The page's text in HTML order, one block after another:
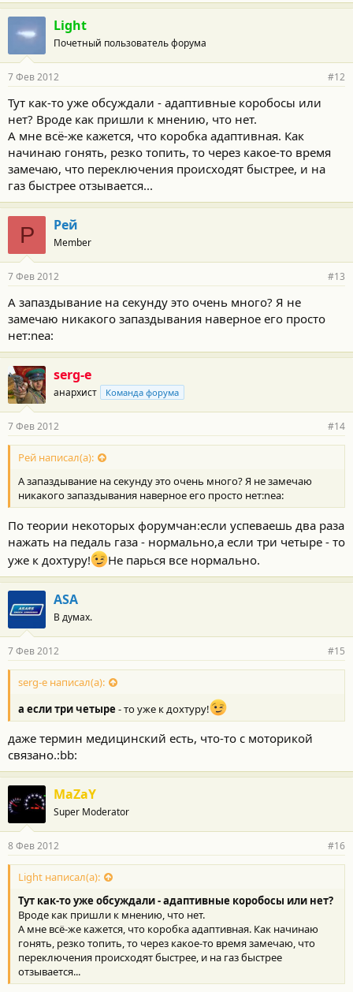
Light
Почетный пользователь форума
7 Фев 2012 #12
Тут как-то уже обсуждали - адаптивные коробосы или
нет? Вроде как пришли к мнению, что нет.
А мне всё-же кажется, что коробка адаптивная. Как
начинаю гонять, резко топить, то через какое-то время
замечаю, что переключения происходят быстрее, и на
газ быстрее отзывается...
Р Рей
Member
7 Фев 2012 #13
А запаздывание на секунду это очень много? Я не
замечаю никакого запаздывания наверное его просто
нет:nea:
serg-e
анархист Команда форума
7 Фев 2012 #14
Рей написал(а):
А запаздывание на секунду это очень много? Я не замечаю
никакого запаздывания наверное его просто нет:nea:
По теории некоторых форумчан:если успеваешь два раза
нажать на педаль газа - нормально,а если три четыре - то
уже к дохтуру!
Не парься все нормально.
ASA
В думах.
7 Фев 2012 #15
serg-e написал(а):
а если три четыре - то уже к дохтуру!
даже термин медицинский есть, что-то с моторикой
связано.:bb:
MaZaY
Super Moderator
8 Фев 2012 #16
Light написал(а):
Тут как-то уже обсуждали - адаптивные коробосы или нет?
Вроде как пришли к мнению, что нет.
А мне всё-же кажется, что коробка адаптивная. Как начинаю
гонять, резко топить, то через какое-то время замечаю, что
переключения происходят быстрее, и на газ быстрее
отзывается...